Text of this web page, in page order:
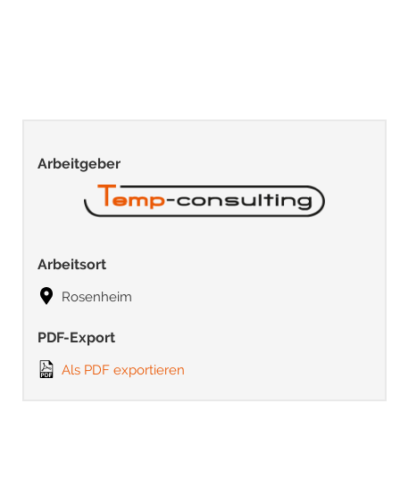
Arbeitgeber
Arbeitsort
Rosenheim
PDF-Export
Als PDF exportieren